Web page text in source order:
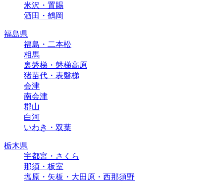
米沢・置賜
酒田・鶴岡
福島県
福島・二本松
相馬
裏磐梯・磐梯高原
猪苗代・表磐梯
会津
南会津
郡山
白河
いわき・双葉
栃木県
宇都宮・さくら
那須・板室
塩原・矢板・大田原・西那須野